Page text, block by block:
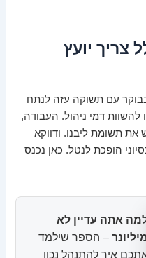
צריך יועץ
בבוקר עם תשוקה עזה לנתח
להשוות דמי ניהול. העבודה,
תשומת ליבנו. ודווקא
הופכת לנטל. כאן נכנס
אתה עדיין לא
– הספר שילמד
איך להתנהל נכון